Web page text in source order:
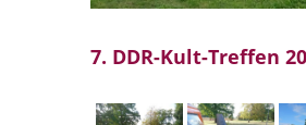
7. DDR-Kult-Treffen